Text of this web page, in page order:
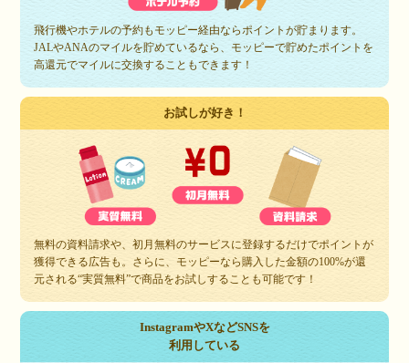
飛行機やホテルの予約もモッピー経由ならポイントが貯まります。
JALやANAのマイルを貯めているなら、モッピーで貯めたポイントを
高還元でマイルに交換することもできます！
お試しが好き！
無料の資料請求や、初月無料のサービスに登録するだけでポイントが
獲得できる広告も。さらに、モッピーなら購入した金額の100%が還
元される“実質無料”で商品をお試しすることも可能です！
InstagramやXなどSNSを
利用している